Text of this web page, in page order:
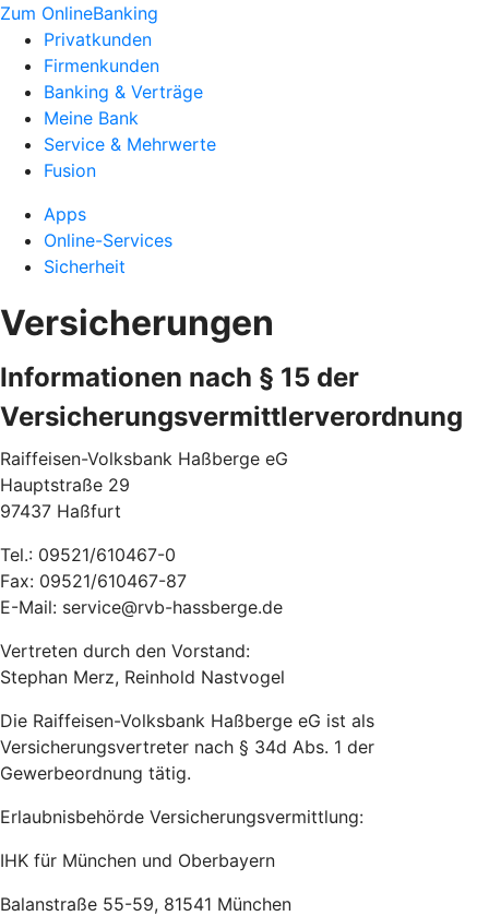
Zum OnlineBanking
Privatkunden
Firmenkunden
Banking & Verträge
Meine Bank
Service & Mehrwerte
Fusion
Apps
Online-Services
Sicherheit
Versicherungen
Informationen nach § 15 der
Versicherungsvermittlerverordnung
Raiffeisen-Volksbank Haßberge eG
Hauptstraße 29
97437 Haßfurt
Tel.: 09521/610467-0
Fax: 09521/610467-87
E-Mail: service@rvb-hassberge.de
Vertreten durch den Vorstand:
Stephan Merz, Reinhold Nastvogel
Die Raiffeisen-Volksbank Haßberge eG ist als
Versicherungsvertreter nach § 34d Abs. 1 der
Gewerbeordnung tätig.
Erlaubnisbehörde Versicherungsvermittlung:
IHK für München und Oberbayern
Balanstraße 55-59, 81541 München